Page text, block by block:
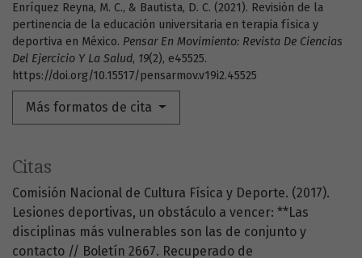
Enríquez Reyna, M. C., & Bautista, D. C. (2021). Revisión de la
pertinencia de la educación universitaria en terapia física y
deportiva en México. Pensar En Movimiento: Revista De Ciencias
Del Ejercicio Y La Salud, 19(2), e45525.
https://doi.org/10.15517/pensarmov.v19i2.45525
Más formatos de cita
Citas
Comisión Nacional de Cultura Física y Deporte. (2017).
Lesiones deportivas, un obstáculo a vencer: **Las
disciplinas más vulnerables son las de conjunto y
contacto // Boletín 2667. Recuperado de